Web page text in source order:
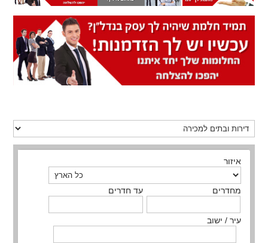
איזור
מחדרים עד חדרים
עיר / ישוב